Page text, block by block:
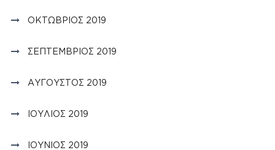
ΟΚΤΏΒΡΙΟΣ 2019
ΣΕΠΤΈΜΒΡΙΟΣ 2019
ΑΎΓΟΥΣΤΟΣ 2019
ΙΟΎΛΙΟΣ 2019
ΙΟΎΝΙΟΣ 2019